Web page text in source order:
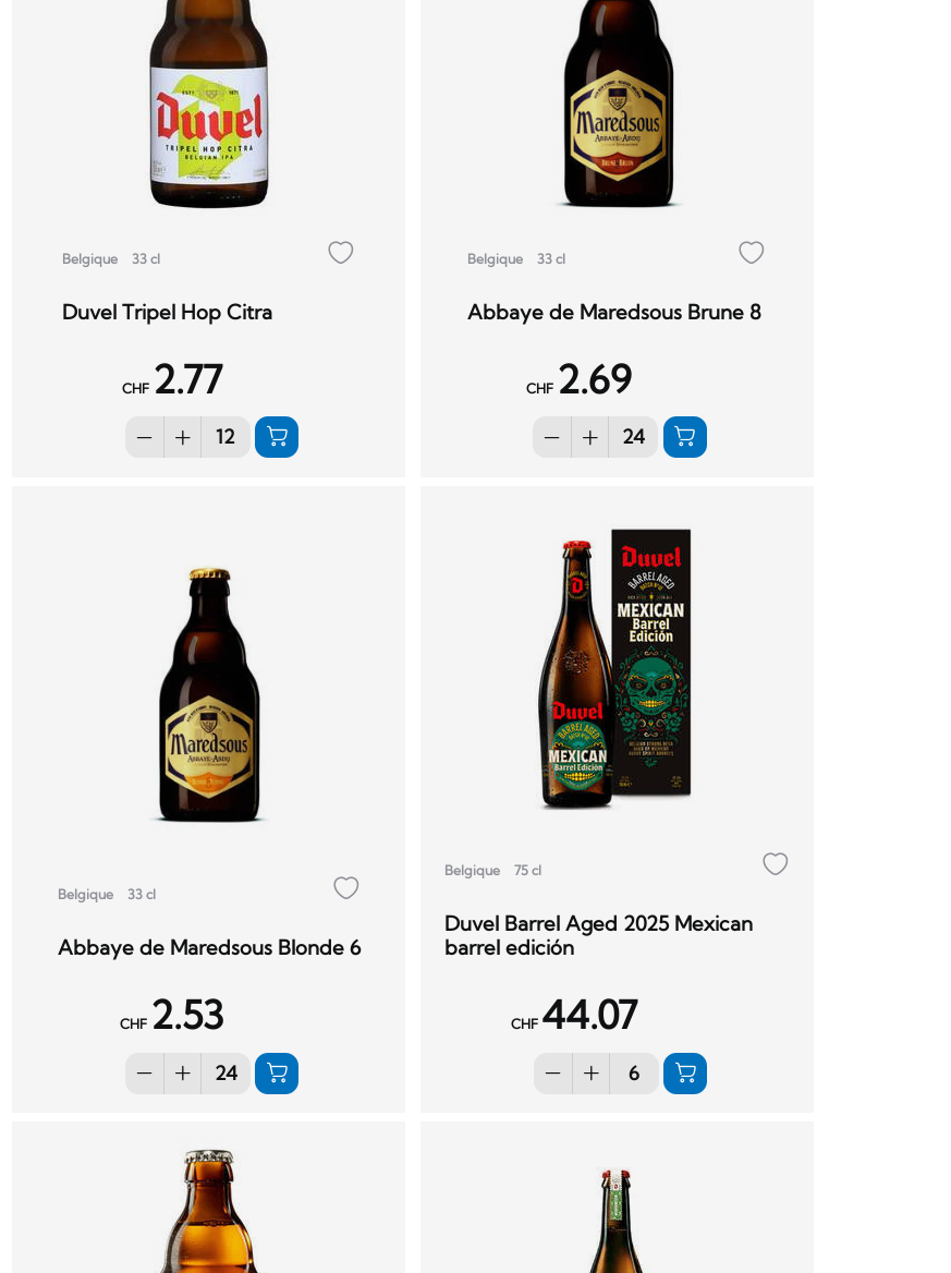
Belgique 33 cl
Duvel Tripel Hop Citra
CHF 2.77
Belgique 33 cl
Abbaye de Maredsous Brune 8
CHF 2.69
Belgique 33 cl
Abbaye de Maredsous Blonde 6
CHF 2.53
Belgique 75 cl
Duvel Barrel Aged 2025 Mexican
barrel edición
CHF 44.07